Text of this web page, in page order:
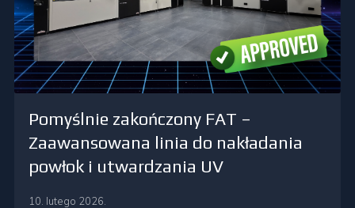
Pomyślnie zakończony FAT –
Zaawansowana linia do nakładania
powłok i utwardzania UV
10. lutego 2026.